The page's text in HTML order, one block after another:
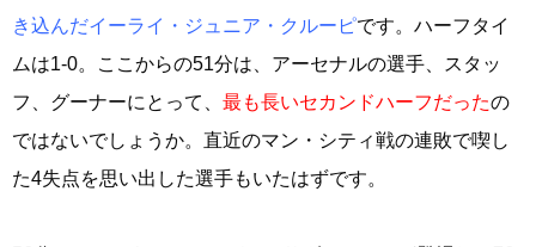
き込んだイーライ・ジュニア・クルーピです。ハーフタイ
ムは1-0。ここからの51分は、アーセナルの選手、スタッ
フ、グーナーにとって、 最も長いセカンドハーフだったの
ではないでしょうか。直近のマン・シティ戦の連敗で喫し
た4失点を思い出した選手もいたはずです。